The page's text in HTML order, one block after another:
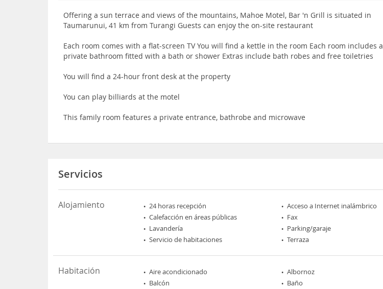
Offering a sun terrace and views of the mountains, Mahoe Motel, Bar 'n Grill is situated in
Taumarunui, 41 km from Turangi Guests can enjoy the on-site restaurant
Each room comes with a flat-screen TV You will find a kettle in the room Each room includes a
private bathroom fitted with a bath or shower Extras include bath robes and free toiletries
You will find a 24-hour front desk at the property
You can play billiards at the motel
This family room features a private entrance, bathrobe and microwave
Servicios
Alojamiento 24 horas recepción Acceso a Internet inalámbrico
Calefacción en áreas públicas
Fax
Lavandería
Parking/garaje
Servicio de habitaciones
Terraza
Habitación Aire acondicionado Albornoz
Balcón
Baño